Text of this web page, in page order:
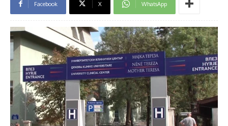
Facebook X WhatsApp